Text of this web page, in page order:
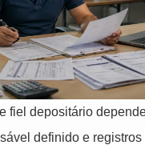
fiel depositário
definido e